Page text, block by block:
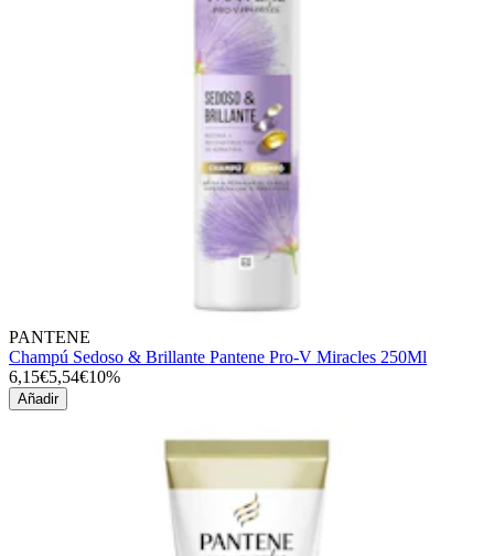
PANTENE
Champú Sedoso & Brillante Pantene Pro-V Miracles 250Ml
6,15€5,54€10%
Añadir